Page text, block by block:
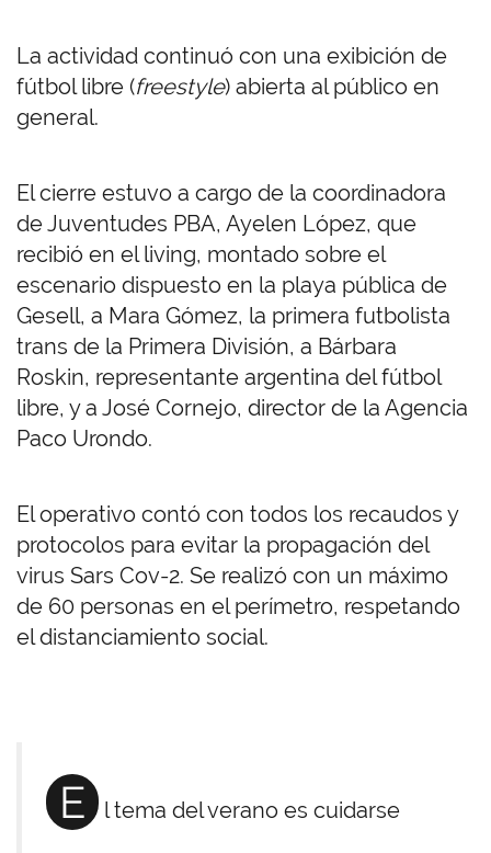
La actividad continuó con una exibición de
fútbol libre (freestyle) abierta al público en
general.
El cierre estuvo a cargo de la coordinadora
de Juventudes PBA, Ayelen López, que
recibió en el living, montado sobre el
escenario dispuesto en la playa pública de
Gesell, a Mara Gómez, la primera futbolista
trans de la Primera División, a Bárbara
Roskin, representante argentina del fútbol
libre, y a José Cornejo, director de la Agencia
Paco Urondo.
El operativo contó con todos los recaudos y
protocolos para evitar la propagación del
virus Sars Cov-2. Se realizó con un máximo
de 60 personas en el perímetro, respetando
el distanciamiento social.
E l tema del verano es cuidarse